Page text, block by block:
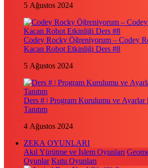
5 Ağustos 2024
Codey Rocky Öğreniyorum – Codey
Kaçan Robot Etkinliği Ders #8
5 Ağustos 2024
Ders # | Program Kurulumu ve Ayarlar
Tanıtım
4 Ağustos 2024
ZEKA OYUNLARI
Akıl Yürütme ve İşlem Oyunları
Oyunlar Kutu Oyunları